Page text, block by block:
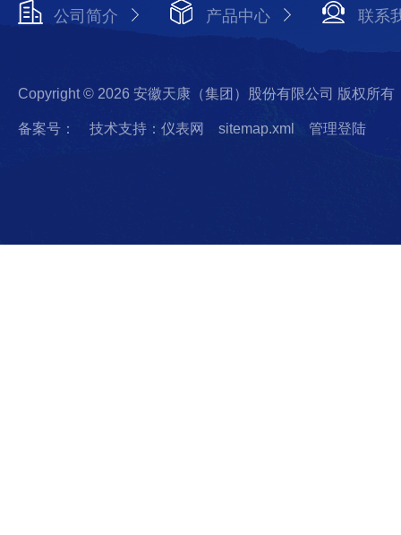
公司简介 产品中心 联系
Copyright © 2026 安徽天康（集团）股份有限公司 版权所有
备案号： 技术支持：仪表网 sitemap.xml 管理登陆